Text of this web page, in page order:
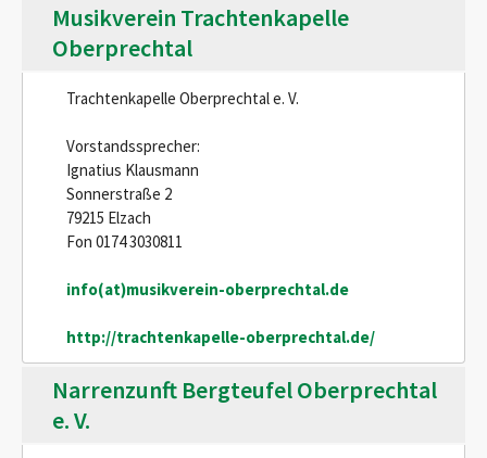
Musikverein Trachtenkapelle
Oberprechtal
Trachtenkapelle Oberprechtal e. V.
Vorstandssprecher:
Ignatius Klausmann
Sonnerstraße 2
79215 Elzach
Fon 0174 3030811
info(at)musikverein-oberprechtal.de
http://trachtenkapelle-oberprechtal.de/
Narrenzunft Bergteufel Oberprechtal
e. V.